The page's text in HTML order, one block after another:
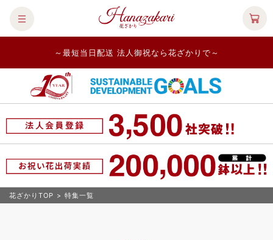
～最短当日配送 法人御祝なら花ざかりで～
花ざかりTOP > 特集一覧